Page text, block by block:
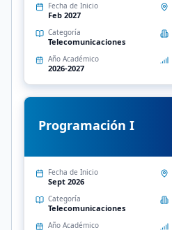
Fecha de Inicio
Feb 2027
Categoría
Telecomunicaciones
Año Académico
2026-2027
Programación I
Fecha de Inicio
Sept 2026
Categoría
Telecomunicaciones
Año Académico